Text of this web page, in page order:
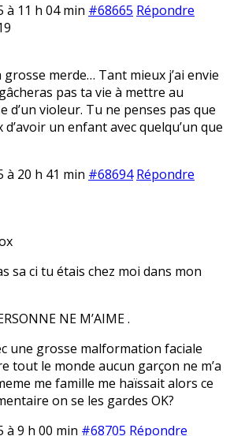
à 11 h 04 min #68665 Répondre
grosse merde… Tant mieux j’ai envie
pas ta vie à mettre au
d’un violeur. Tu ne penses pas que
un enfant avec quelqu’un que
à 20 h 41 min #68694 Répondre
sa ci tu étais chez moi dans mon
NE M’AIME .
une grosse malformation faciale
tout le monde aucun garçon ne m’a
me famille me haïssait alors ce
on se les gardes OK?
à 9 h 00 min #68705 Répondre